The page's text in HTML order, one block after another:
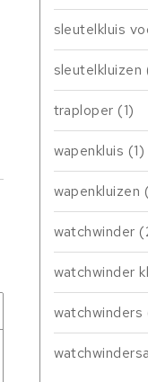
sleutelkluis
sleutelkluizen
traploper (1)
wapenkluis (1)
wapenkluizen
watchwinder
watchwinder
watchwinders